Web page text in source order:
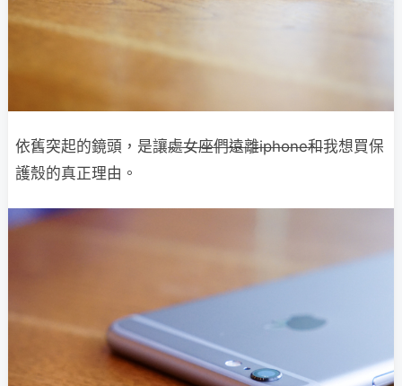
依舊突起的鏡頭，是讓處女座們遠離iphone和我想買保
護殼的真正理由。